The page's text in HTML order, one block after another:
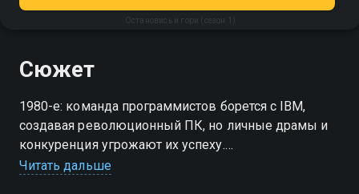
Остановись и гори (сезон 1)
Сюжет
1980-е: команда программистов борется с IBM,
создавая революционный ПК, но личные драмы и
конкуренция угрожают их успеху.
Читать дальше